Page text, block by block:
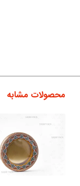
محصولات مشابه